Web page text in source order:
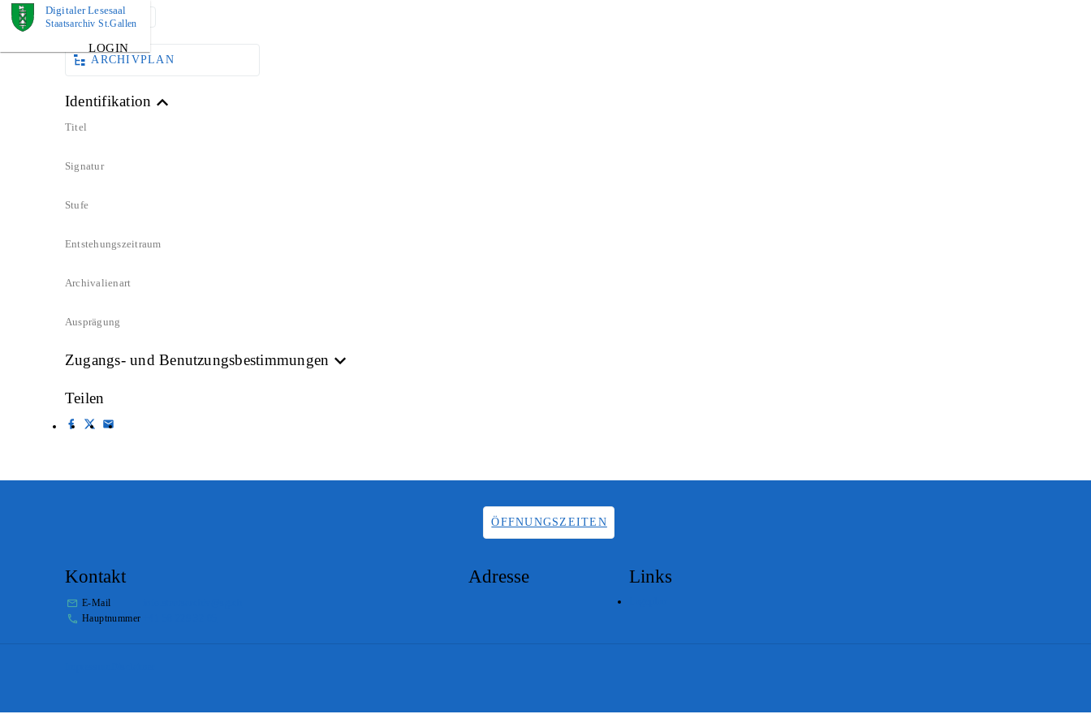
Digitaler Lesesaal
Staatsarchiv St.Gallen
LOGIN
DOKUMENT
ARCHIVPLAN
Identifikation
Titel
Signatur
Stufe
Entstehungszeitraum
Archivalienart
Ausprägung
Zugangs- und Benutzungsbestimmungen
Teilen
ÖFFNUNGSZEITEN
Kontakt
E-Mail
Hauptnummer
Adresse Links